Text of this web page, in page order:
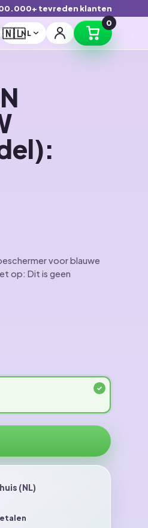
tevreden klanten
🇳🇱NL
0
voor blauwe
op: Dit is geen
(NL)